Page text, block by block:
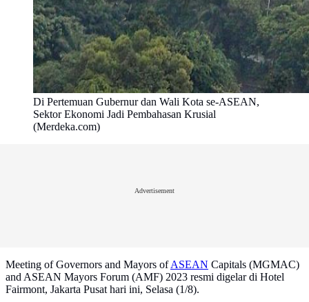
Di Pertemuan Gubernur dan Wali Kota se-ASEAN,
Sektor Ekonomi Jadi Pembahasan Krusial
(Merdeka.com)
Advertisement
Meeting of Governors and Mayors ofASEAN Capitals (MGMAC)
and ASEAN Mayors Forum (AMF) 2023 resmi digelar di Hotel
Fairmont, Jakarta Pusat hari ini, Selasa (1/8).